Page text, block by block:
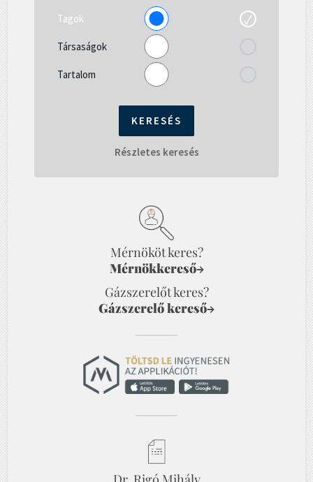
Tagok
Társaságok
Tartalom
Részletes keresés
Mérnököt keres?
Mérnökkereső→
Gázszerelőt keres?
Gázszerelő kereső→